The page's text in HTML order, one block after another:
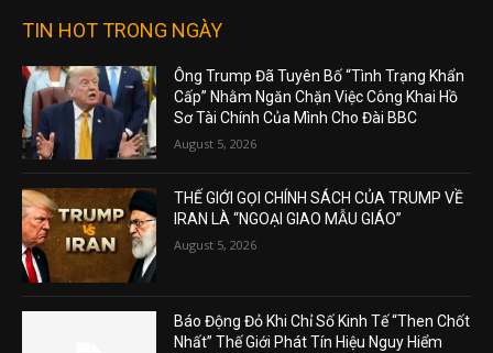
TIN HOT TRONG NGÀY
Ông Trump Đã Tuyên Bố “Tình Trạng Khẩn
Cấp” Nhằm Ngăn Chặn Việc Công Khai Hồ
Sơ Tài Chính Của Mình Cho Đài BBC
August 5, 2026
THẾ GIỚI GỌI CHÍNH SÁCH CỦA TRUMP VỀ
IRAN LÀ “NGOẠI GIAO MẪU GIÁO”
August 5, 2026
Báo Động Đỏ Khi Chỉ Số Kinh Tế “Then Chốt
Nhất” Thế Giới Phát Tín Hiệu Nguy Hiểm